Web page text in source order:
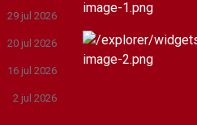
29 jul 2026
20 jul 2026
16 jul 2026
2 jul 2026